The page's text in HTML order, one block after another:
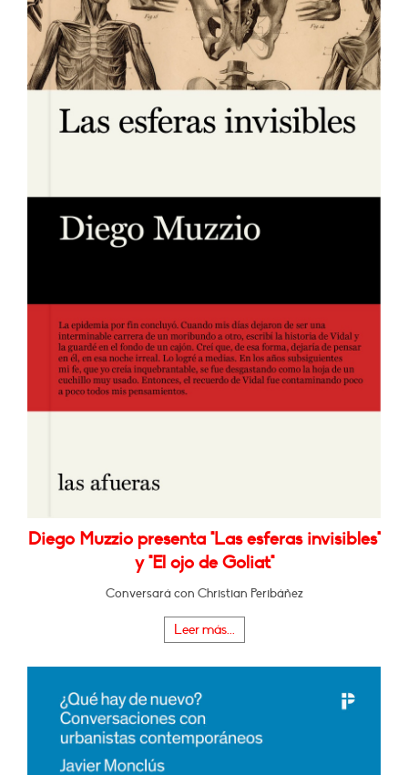
Diego Muzzio presenta "Las esferas invisibles"
y "El ojo de Goliat"
Conversará con Christian Peribáñez
Leer más...